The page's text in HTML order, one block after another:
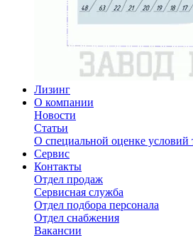
Лизинг
О компании
Новости
Статьи
О специальной оценке условий
Сервис
Контакты
Отдел продаж
Сервисная служба
Отдел подбора персонала
Отдел снабжения
Вакансии